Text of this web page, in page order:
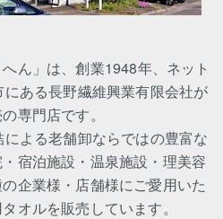
ん」は、創業1948年、ネット
ある長野繊維興業有限会社が
専門店です。
よる老舗卸ならではの豊富な
宿泊施設・温泉施設・理美容
企業様・店舗様にご愛用いた
オルを販売しています。